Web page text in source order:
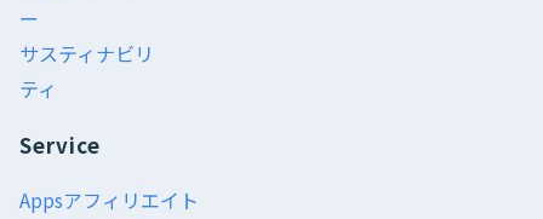
ー
サスティナビリ
ティ
Service
Appsアフィリエイト